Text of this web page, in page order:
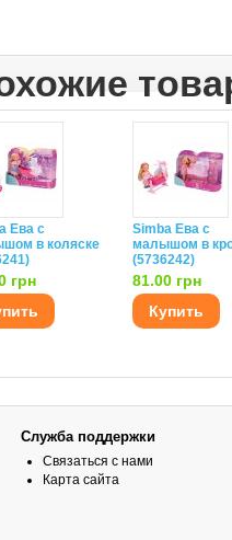
Ева с
в коляске
грн
Simba Ева с
малышом в
(5736242)
81.00 грн
Купить
Служба поддержки
Связаться с нами
Карта сайта